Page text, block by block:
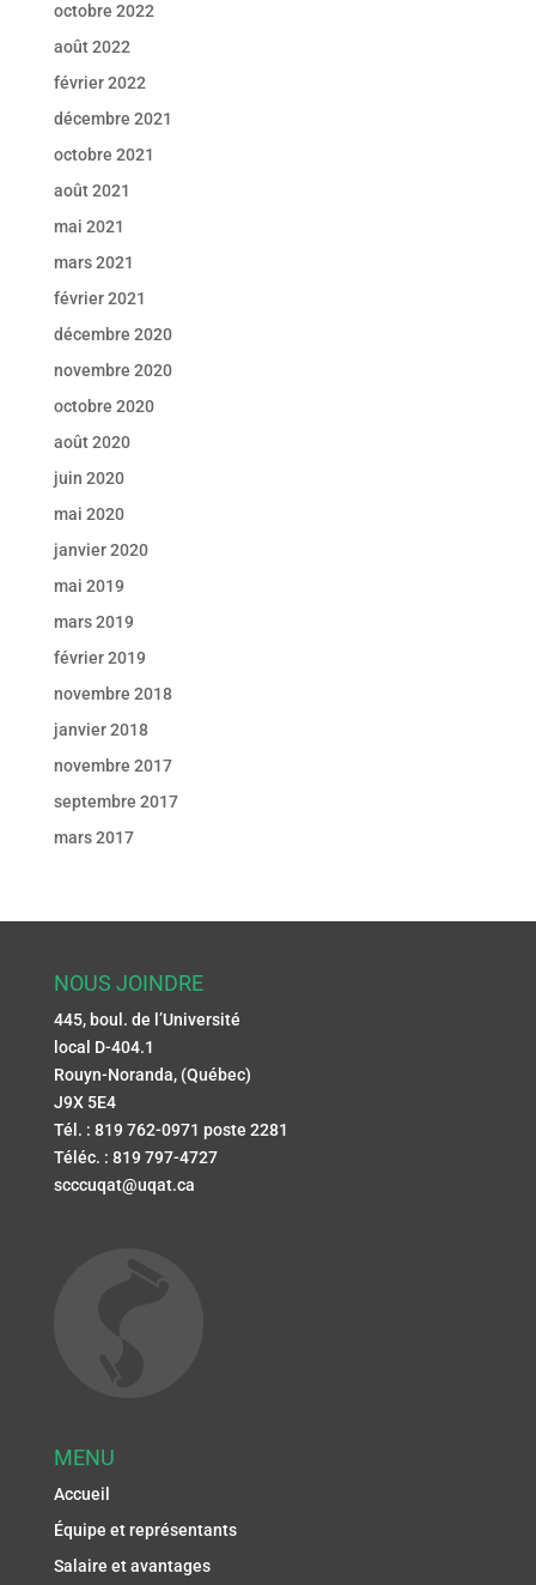
octobre 2022
août 2022
février 2022
décembre 2021
octobre 2021
août 2021
mai 2021
mars 2021
février 2021
décembre 2020
novembre 2020
octobre 2020
août 2020
juin 2020
mai 2020
janvier 2020
mai 2019
mars 2019
février 2019
novembre 2018
janvier 2018
novembre 2017
septembre 2017
mars 2017
NOUS JOINDRE
445, boul. de l’Université
local D-404.1
Rouyn-Noranda, (Québec)
J9X 5E4
Tél. : 819 762-0971 poste 2281
Téléc. : 819 797-4727
scccuqat@uqat.ca
MENU
Accueil
Équipe et représentants
Salaire et avantages